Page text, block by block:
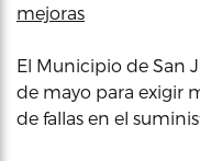
mejoras
El Municipio de San
de mayo para exigir
de fallas en el